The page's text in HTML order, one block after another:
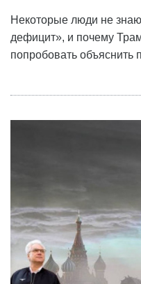
Некоторые люди не
дефицит», и почему
попробовать объяснить